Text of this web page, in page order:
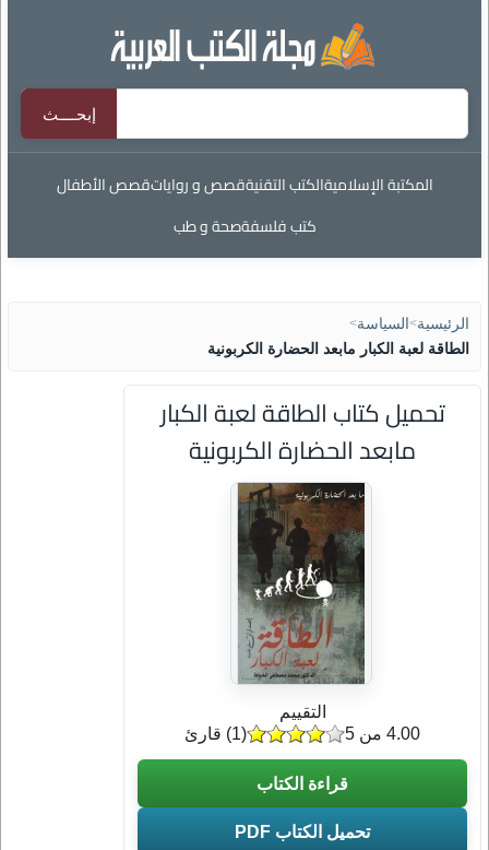
المكتبة الإسلاميةالكتب التقنيةقصص و رواياتقصص الأطفال
كتب فلسفةصحة و طب
الرئيسية> السياسة>
الطاقة لعبة الكبار مابعد الحضارة الكربونية
تحميل كتاب الطاقة لعبة الكبار
مابعد الحضارة الكربونية
التقييم
(
1) قارئ 4.00 من 5
قراءة الكتاب
تحميل الكتاب PDF